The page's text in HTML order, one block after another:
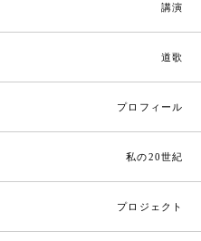
講演
道歌
プロフィール
私の20世紀
プロジェクト